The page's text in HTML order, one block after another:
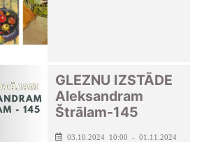
GLEZNU IZSTĀDE
Aleksandram
Štrālam-145
03.10.2024 10:00 - 01.11.2024